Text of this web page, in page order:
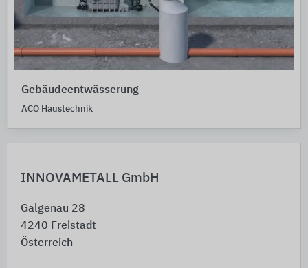
INNOVAMETALL GmbH
Galgenau 28
4240 Freistadt
Österreich
Gebäudeentwässerung
ACO Haustechnik